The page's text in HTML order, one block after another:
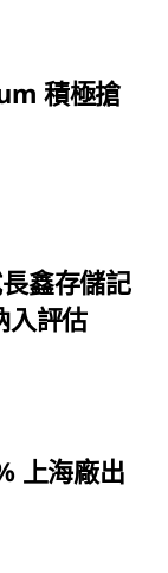
積極搶
鑫存儲記
評估
上海廠出